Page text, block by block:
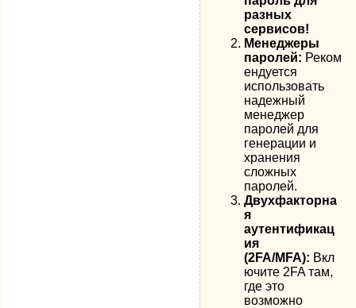
разных
сервисов!
Менеджеры
паролей: Реком
ендуется
использовать
надежный
менеджер
паролей для
генерации и
хранения
сложных
паролей.
Двухфакторна
я
аутентификац
ия
(2FA/MFA): Вкл
ючите 2FA там,
где это
возможно